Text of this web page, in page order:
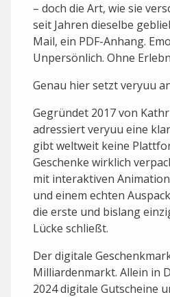
– doch die Art, wie sie
seit Jahren dieselbe
Mail, ein PDF-Anhang.
Unpersönlich. Ohne
Genau hier setzt veryuu
Gegründet 2017 von
adressiert veryuu eine
gibt weltweit keine
Geschenke wirklich
mit interaktiven
und einem echten
die erste und bislang
Lücke schließt.
Der digitale
Milliardenmarkt. Allein in
2024 digitale Gutscheine